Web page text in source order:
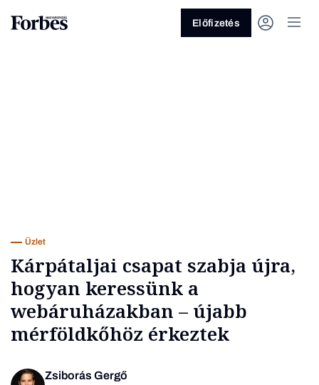
Előfizetés
Üzlet
Kárpátaljai csapat szabja újra,
hogyan keressünk a
webáruházakban – újabb
mérföldkőhöz érkeztek
Zsiborás Gergő